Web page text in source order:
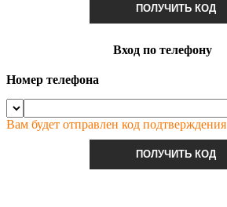
ПОЛУЧИТЬ КОД
Вход по телефону
Номер телефона
Вам будет отправлен код подтверждения
ПОЛУЧИТЬ КОД